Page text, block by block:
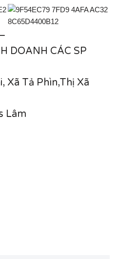
DOANH CÁC SP
Xã Tả Phìn,Thị Xã
Lâm